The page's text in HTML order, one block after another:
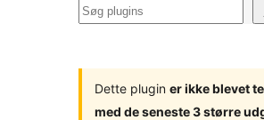
Søg
Dette plugin er ikke blevet
med de seneste 3 større